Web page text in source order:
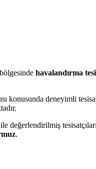
havalandırma
konusunda deneyimli
ile değerlendirilmiş
.